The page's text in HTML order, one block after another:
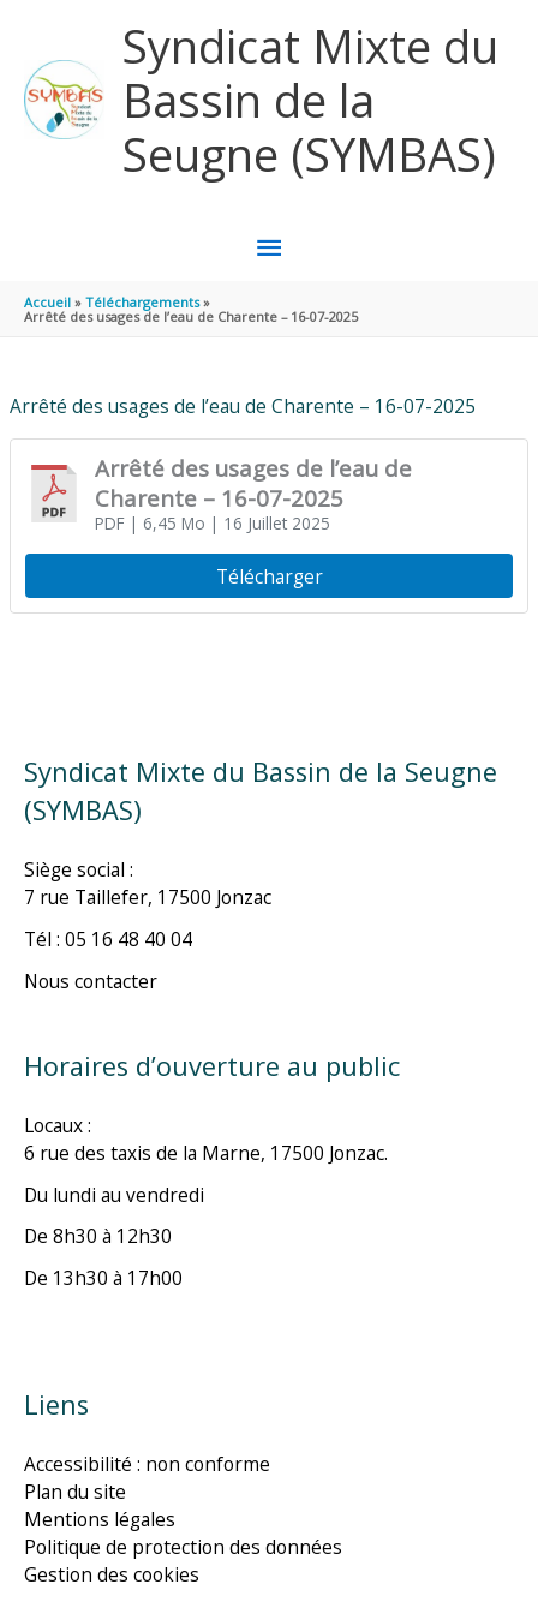
Syndicat Mixte du
Bassin de la
Seugne (SYMBAS)
MENU
PRINCIPAL
Accueil
Téléchargements
Arrêté des usages de l’eau de Charente – 16-07-2025
Arrêté des usages de l’eau de Charente – 16-07-2025
Arrêté des usages de l’eau de
Charente – 16-07-2025
PDF| 6,45 Mo | 16 Juillet 2025
Télécharger
Syndicat Mixte du Bassin de la Seugne
(SYMBAS)
Siège social :
7 rue Taillefer, 17500 Jonzac
Tél : 05 16 48 40 04
Nous contacter
Horaires d’ouverture au public
Locaux :
6 rue des taxis de la Marne, 17500 Jonzac.
Du lundi au vendredi
De 8h30 à 12h30
De 13h30 à 17h00
Liens
Accessibilité : non conforme
Plan du site
Mentions légales
Politique de protection des données
Gestion des cookies